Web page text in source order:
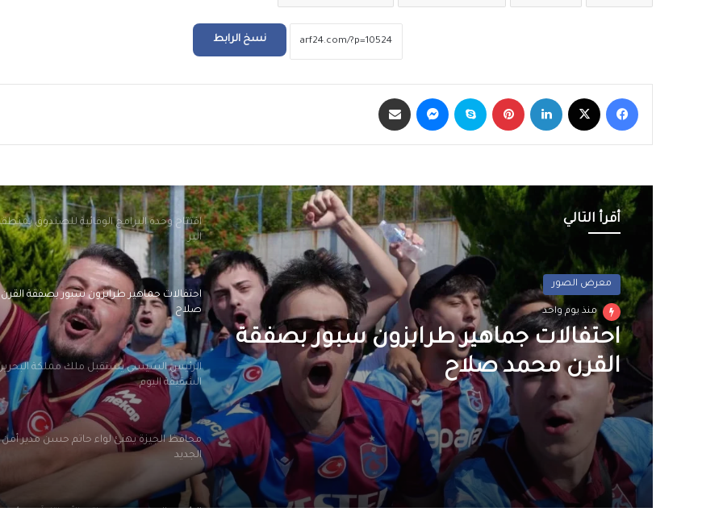
نسخ الرابط
فيسبوك لينكدإن بينتيريست سكايب ماسنجر
أقرأ التالي
معرض الصور
منذ يوم واحد
احتفالات جماهير طرابزون سبور بصفقة
القرن محمد صلاح
افتتاح وحدة البرامج الوقائية للصندوق
البر
احتفالات جماهير طرابزون سبور بصفقة
صلاح
الرئيس السيسي يستقبل ملك مملكة
الشقيقة اليوم
محافظ الجيزة يهنئ لواء حاتم حسن مدير أمن
الجديد